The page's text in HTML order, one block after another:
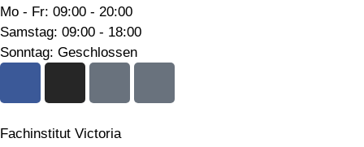
Mo - Fr: 09:00 - 20:00
Samstag: 09:00 - 18:00
Sonntag: Geschlossen
Fachinstitut Victoria